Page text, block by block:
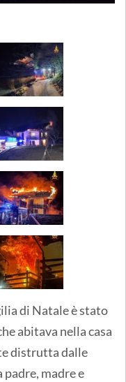
di Natale è stato
abitava nella casa
distrutta dalle
padre, madre e